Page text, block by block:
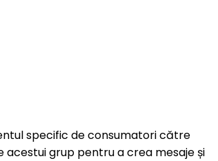
specific de consumatori către
grup pentru a crea mesaje și